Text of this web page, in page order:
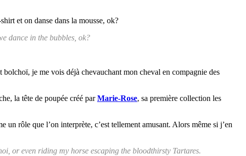
et on danse dans la mousse, ok?
dance in the bubbles, ok?
je me vois déjà chevauchant mon cheval en compagnie des
la tête de poupée créé parMarie-Rose, sa première collection les
rôle que l’on interprète, c’est tellement amusant. Alors même si j’en
or even riding my horse escaping the bloodthirsty Tartares.